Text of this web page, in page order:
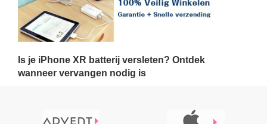
Is je iPhone XR batterij versleten? Ontdek
wanneer vervangen nodig is